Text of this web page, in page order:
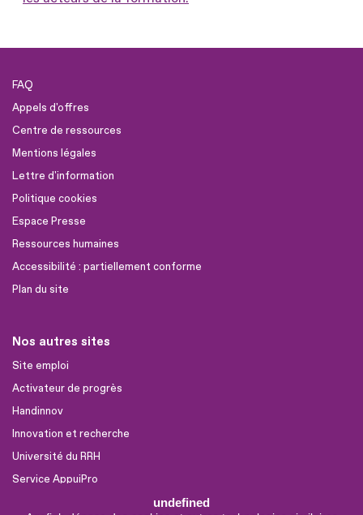
undefined
FAQ
Appels d'offres
Centre de ressources
Mentions légales
Lettre d'information
Politique cookies
Espace Presse
Ressources humaines
Accessibilité : partiellement conforme
Plan du site
Nos autres sites
Site emploi
Activateur de progrès
Handinnov
Innovation et recherche
Université du RRH
Service AppuiPro